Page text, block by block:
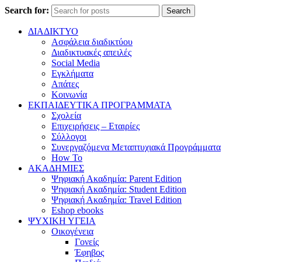
Search for: Search
ΔΙΑΔΙΚΤΥΟ
Ασφάλεια διαδικτύου
Διαδικτυακές απειλές
Social Media
Εγκλήματα
Απάτες
Κοινωνία
ΕΚΠΑΙΔΕΥΤΙΚΑ ΠΡΟΓΡΑΜΜΑΤΑ
Σχολεία
Επιχειρήσεις – Εταιρίες
Σύλλογοι
Συνεργαζόμενα Μεταπτυχιακά Προγράμματα
How To
ΑΚΑΔΗΜΙΕΣ
Ψηφιακή Ακαδημία: Parent Edition
Ψηφιακή Ακαδημία: Student Edition
Ψηφιακή Ακαδημία: Travel Edition
Eshop ebooks
ΨΥΧΙΚΗ ΥΓΕΙΑ
Οικογένεια
Γονείς
Έφηβος